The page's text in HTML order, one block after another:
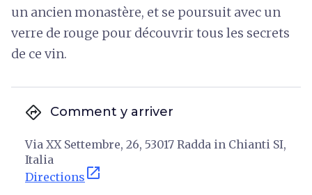
un ancien monastère, et se poursuit avec un
verre de rouge pour découvrir tous les secrets
de ce vin.
directions Comment y arriver
Via XX Settembre, 26, 53017 Radda in Chianti SI,
Italia
Directions open_in_new